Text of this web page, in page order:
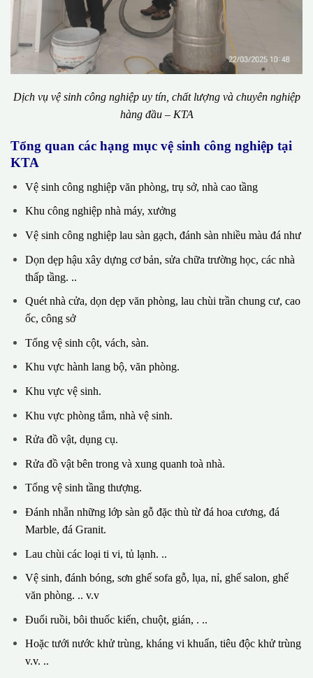
Dịch vụ vệ sinh công nghiệp uy tín, chất lượng và chuyên nghiệp
hàng đầu – KTA
Tổng quan các hạng mục vệ sinh công nghiệp tại
KTA
Vệ sinh công nghiệp văn phòng, trụ sở, nhà cao tầng
Khu công nghiệp nhà máy, xưởng
Vệ sinh công nghiệp lau sàn gạch, đánh sàn nhiều màu đá như
Dọn dẹp hậu xây dựng cơ bản, sửa chữa trường học, các nhà
thấp tầng. ..
Quét nhà cửa, dọn dẹp văn phòng, lau chùi trần chung cư, cao
ốc, công sở
Tổng vệ sinh cột, vách, sàn.
Khu vực hành lang bộ, văn phòng.
Khu vực vệ sinh.
Khu vực phòng tắm, nhà vệ sinh.
Rửa đồ vật, dụng cụ.
Rửa đồ vật bên trong và xung quanh toà nhà.
Tổng vệ sinh tầng thượng.
Đánh nhẵn những lớp sàn gỗ đặc thù từ đá hoa cương, đá
Marble, đá Granit.
Lau chùi các loại ti vi, tủ lạnh. ..
Vệ sinh, đánh bóng, sơn ghế sofa gỗ, lụa, nỉ, ghế salon, ghế
văn phòng. .. v.v
Đuổi ruồi, bôi thuốc kiến, chuột, gián, . ..
Hoặc tưới nước khử trùng, kháng vi khuẩn, tiêu độc khử trùng
v.v. ..